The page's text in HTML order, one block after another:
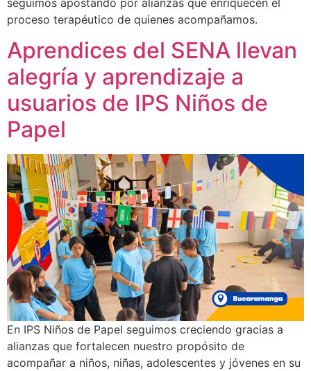
proceso terapéutico de quienes acompañamos.
Aprendices del SENA llevan
alegría y aprendizaje a
usuarios de IPS Niños de
Papel
En IPS Niños de Papel seguimos creciendo gracias a
alianzas que fortalecen nuestro propósito de
acompañar a niños, niñas, adolescentes y jóvenes en su